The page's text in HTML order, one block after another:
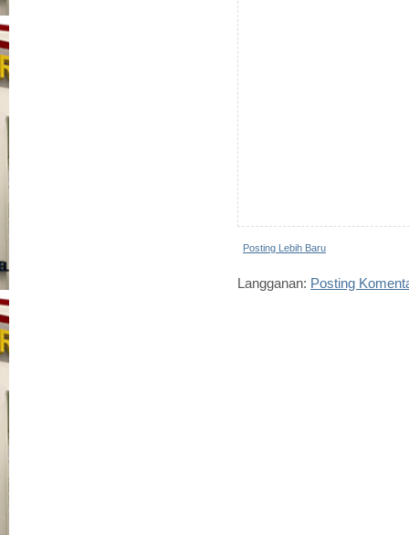
Posting Lebih Baru
Langganan: Posting